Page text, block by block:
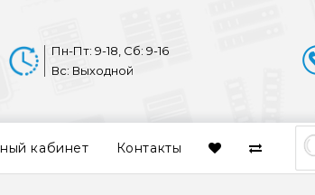
Пн-Пт: 9-18, Сб: 9-16
Вс: Выходной
кабинет Контакты